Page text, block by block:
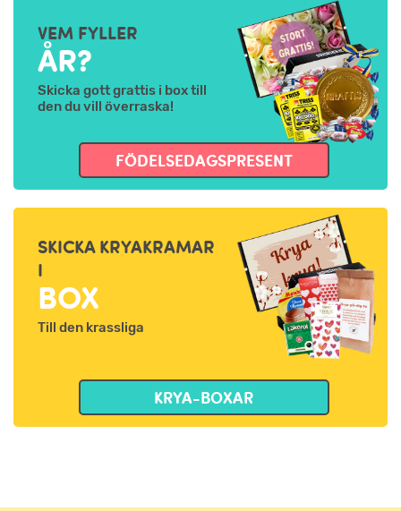
VEM FYLLER
ÅR?
Skicka gott grattis i box till
den du vill överraska!
FÖDELSEDAGSPRESENT
SKICKA KRYAKRAMAR
I
BOX
Till den krassliga
KRYA-BOXAR